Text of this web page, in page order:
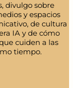
divulgo sobre
y espacios
de cultura
IA y de cómo
cuiden a las
tiempo.